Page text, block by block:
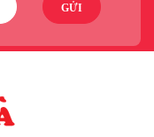
GỬI